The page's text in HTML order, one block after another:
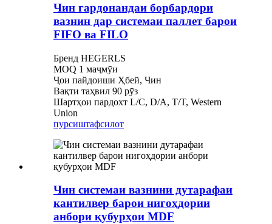
Чин гардонандаи борбардори
вазнин дар системаи паллет барои
FIFO ва FILO
Бренд HEGERLS
MOQ 1 маҷмӯи
Ҷои пайдоиши Ҳбей, Чин
Вақти таҳвил 90 рӯз
Шартҳои пардохт L/C, D/A, T/T, Western
Union
пурсиштафсилот
Чин системаи вазнини дутарафаи
кантилвер барои нигоҳдории
анбори қубурҳои MDF